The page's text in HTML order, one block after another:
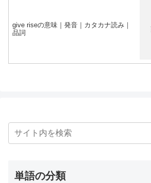
give riseの意味｜発音｜カタカナ読み｜
品詞
単語の分類